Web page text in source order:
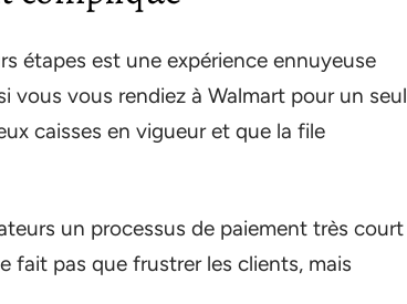
étapes est une expérience ennuyeuse
vous vous rendiez à Walmart pour un seul
caisses en vigueur et que la file
un processus de paiement très court
fait pas que frustrer les clients, mais